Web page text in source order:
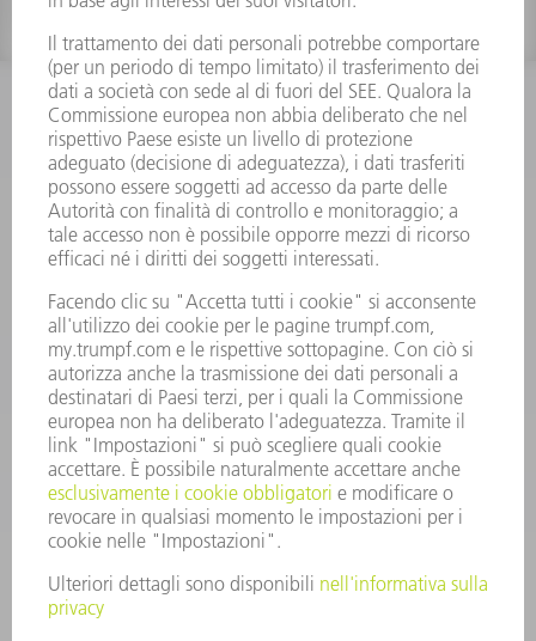
INFORMAZIONE
Domande frequenti
Condizioni generali di contratto
CONTATTO
RICAMBI TRUMPF ITALIA
lunedì a venerdì: 08:30 – 18:00
ricambi@trumpf.com
CONTATTO
UTENSILI TRUMPF ITALIA
+39 02 48489482
lunedì a venerdì: 08:00 – 18:00
utensili@trumpf.com